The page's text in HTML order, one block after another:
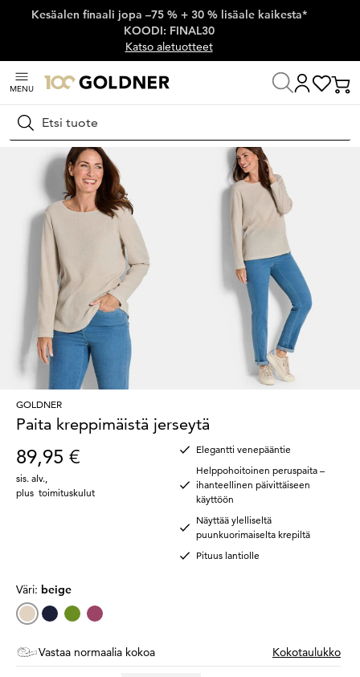
Ohita siirtymä, siirry pääsisältöön
Kesäalen finaali jopa –75 % + 30 % lisäale kaikesta*
KOODI: FINAL30
Katso aletuotteet
MENU
Hae
Koti Naisten muoti
GOLDNER
Paita kreppimäistä jerseytä
89,95 €
sis. alv.
plus toimituskulut
Elegantti venepääntie
Helppohoitoinen peruspaita –
ihanteellinen päivittäiseen
käyttöön
Näyttää ylelliseltä
puunkuorimaiselta krepiltä
Pituus lantiolle
Väri: beige
Vastaa normaalia kokoa Kokotaulukko